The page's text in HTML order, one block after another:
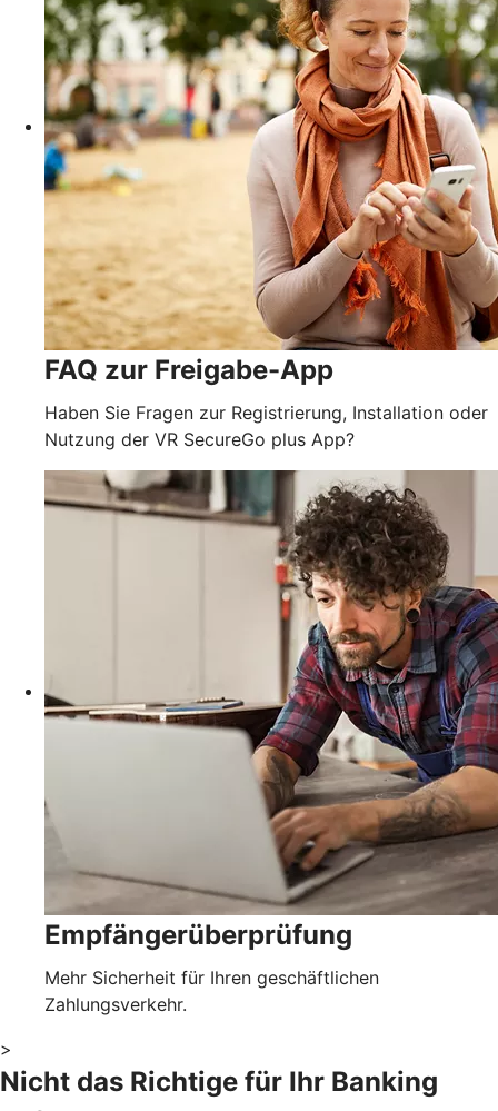
FAQ zur Freigabe-App
Haben Sie Fragen zur Registrierung, Installation oder
Nutzung der VR SecureGo plus App?
Empfängerüberprüfung
Mehr Sicherheit für Ihren geschäftlichen
Zahlungsverkehr.
>
Nicht das Richtige für Ihr Banking